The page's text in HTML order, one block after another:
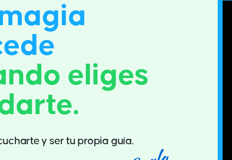
eliges
y ser tu propia guía.